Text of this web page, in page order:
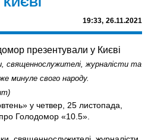
19:33, 26.11.2021
священнослужителі, журналісти та
минуле свого народу.
у четвер, 25 листопада,
Голодомор «10.5».